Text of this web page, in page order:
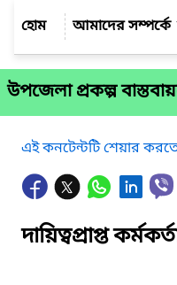
আমাদের সম্পর্কে
উপজেলা প্রকল্প
এই কনটেন্টটি শেয়ার
দায়িত্বপ্রাপ্ত